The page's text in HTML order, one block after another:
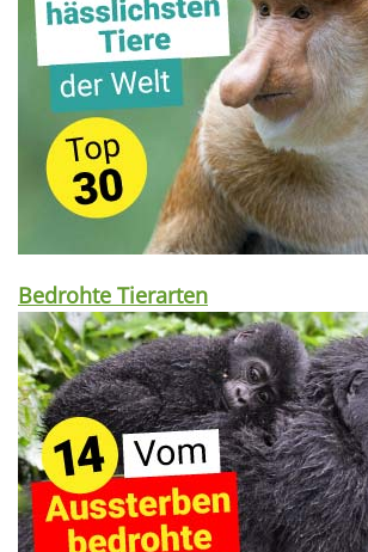
Bedrohte Tierarten